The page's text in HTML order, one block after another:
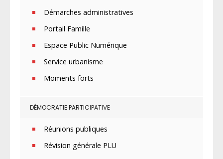
Démarches administratives
Portail Famille
Espace Public Numérique
Service urbanisme
Moments forts
DÉMOCRATIE PARTICIPATIVE
Réunions publiques
Révision générale PLU